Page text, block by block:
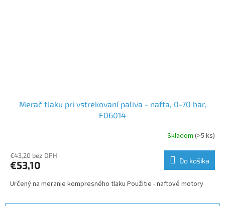
Merač tlaku pri vstrekovaní paliva - nafta, 0-70 bar,
F06014
Skladom (>5 ks)
€43,20 bez DPH
€53,10 Do košíka
Určený na meranie kompresného tlaku Použitie - naftové motory